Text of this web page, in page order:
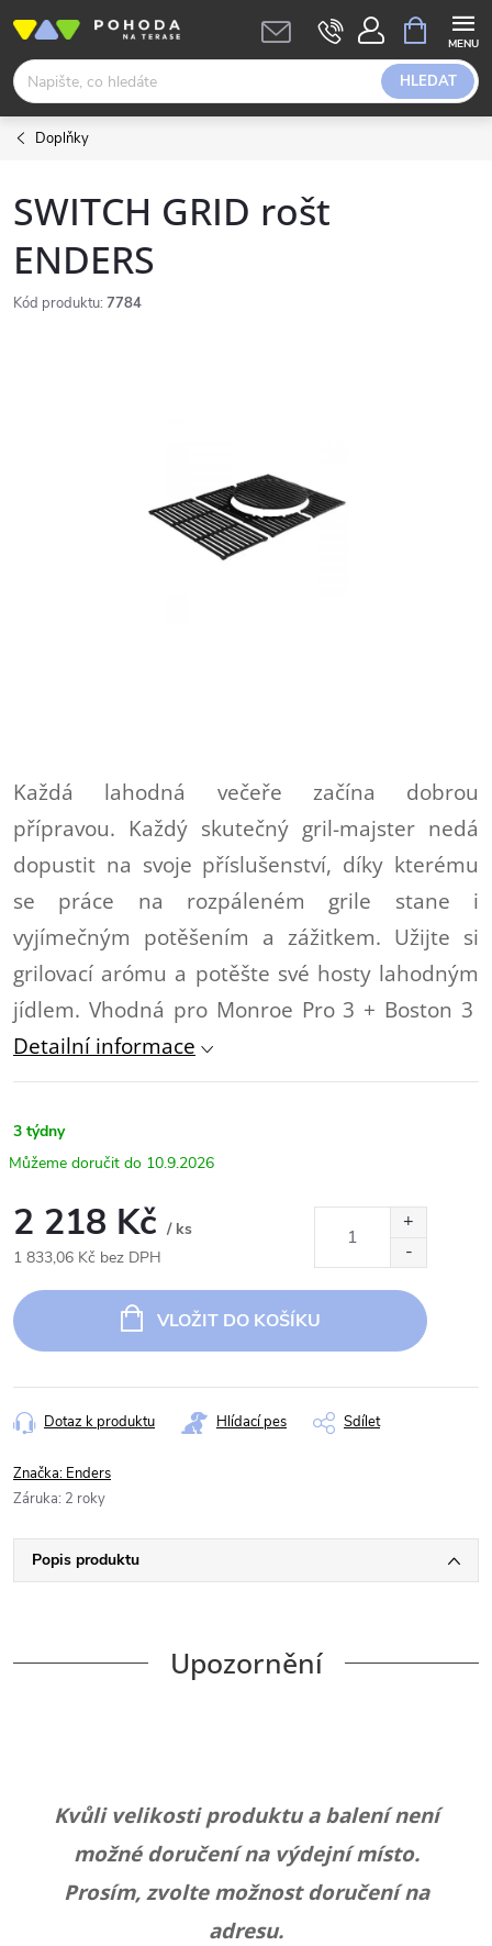
obsah
HLEDAT
NÁKUPNÍ
KOŠÍK
Doplňky
SWITCH GRID rošt
ENDERS
Kód produktu: 7784
Každá lahodná večeře začína dobrou
přípravou. Každý skutečný gril-majster nedá
dopustit na svoje příslušenství, díky kterému
se práce na rozpáleném grile stane i
vyjímečným potěšením a zážitkem. Užijte si
grilovací arómu a potěšte své hosty lahodným
jídlem. Vhodná pro Monroe Pro 3 + Boston 3
Detailní informace
3 týdny
10.9.2026
2 218 Kč / ks
1 833,06 Kč bez DPH
cena:
VLOŽIT DO KOŠÍKU
Dotaz k produktu Hlídací pes Sdílet
Značka: Enders
Záruka: 2 roky
Popis produktu
Upozornění
Kvůli velikosti produktu a balení není
možné doručení na výdejní místo.
Prosím, zvolte možnost doručení na
adresu.